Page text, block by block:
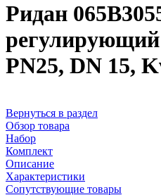
Ридан
PN25, DN 15,
Вернуться в раздел
Обзор товара
Набор
Комплект
Описание
Характеристики
Сопутствующие товары